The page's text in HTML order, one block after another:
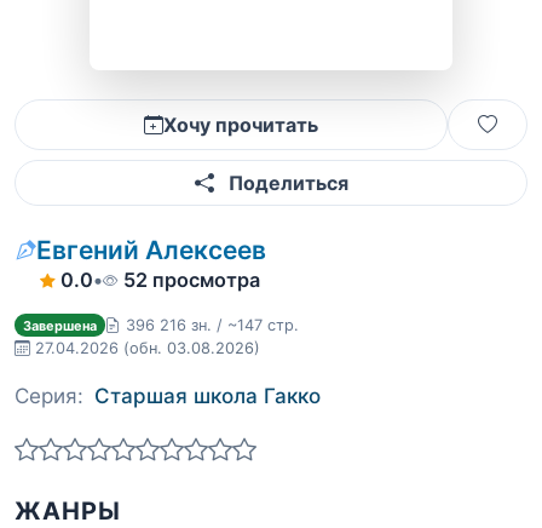
Хочу прочитать
Поделиться
Евгений Алексеев
0.0• 52 просмотра
Завершена
396 216 зн. / ~147 стр.
27.04.2026 (обн. 03.08.2026)
Серия: Старшая школа Гакко
ЖАНРЫ